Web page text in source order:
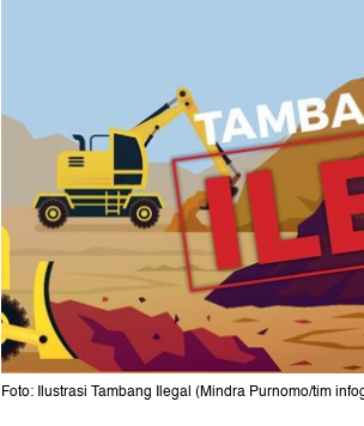
Foto: Ilustrasi Tambang Ilegal (Mindra Purnomo/tim